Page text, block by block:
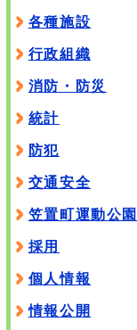
各種施設
行政組織
消防・防災
統計
防犯
交通安全
笠置町運動公園
採用
個人情報
情報公開